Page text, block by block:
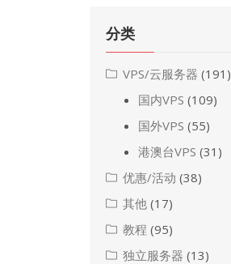
分类
VPS/云服务器 (191)
国内VPS (109)
国外VPS (55)
港澳台VPS (31)
优惠/活动 (38)
其他 (17)
教程 (95)
独立服务器 (13)